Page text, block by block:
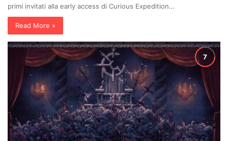
primi invitati alla early access di Curious Expedition…
Read More »